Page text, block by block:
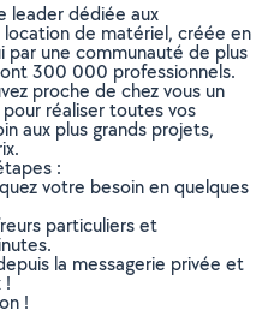
leader dédiée aux
de matériel, créée en
par une communauté de plus
300 000 professionnels.
proche de chez vous un
réaliser toutes vos
aux plus grands projets,
:
votre besoin en quelques
particuliers et
la messagerie privée et
!
!